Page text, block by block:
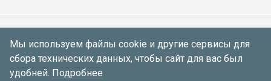
ЛИЧНЫЙ КАБИНЕТ
Мои заявки Регистрация Вход
Мы используем файлы cookie и другие сервисы для
сбора технических данных, чтобы сайт для вас был
удобней. Подробнее